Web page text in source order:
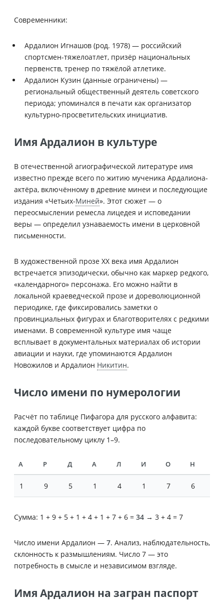
Современники:
Ардалион Игнашов (род. 1978) — российский
спортсмен-тяжелоатлет, призёр национальных
первенств, тренер по тяжёлой атлетике.
Ардалион Кузин (данные ограничены) —
региональный общественный деятель советского
периода; упоминался в печати как организатор
культурно-просветительских инициатив.
Имя Ардалион в культуре
В отечественной агиографической литературе имя
известно прежде всего по житию мученика Ардалиона-
актёра, включённому в древние минеи и последующие
издания «Четьих-Миней». Этот сюжет — о
переосмыслении ремесла лицедея и исповедании
веры — определил узнаваемость имени в церковной
письменности.
В художественной прозе XX века имя Ардалион
встречается эпизодически, обычно как маркер редкого,
«календарного» персонажа. Его можно найти в
локальной краеведческой прозе и дореволюционной
периодике, где фиксировались заметки о
провинциальных фигурах и благотворителях с редкими
именами. В современной культуре имя чаще
всплывает в документальных материалах об истории
авиации и науки, где упоминаются Ардалион
Новожилов и Ардалион Никитин.
Число имени по нумерологии
Расчёт по таблице Пифагора для русского алфавита:
каждой букве соответствует цифра по
последовательному циклу 1–9.
А Р Д А Л И О Н
1 9 5 1 4 1 7 6
Сумма: 1 + 9 + 5 + 1 + 4 + 1 + 7 + 6 = 34 → 3 + 4 = 7
Число имени Ардалион — 7. Анализ, наблюдательность,
склонность к размышлениям. Число 7 — это
потребность в смысле и независимом взгляде.
Имя Ардалион на загран паспорт